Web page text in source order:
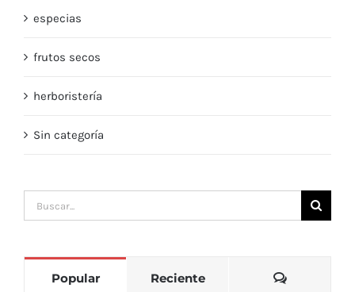
especias
frutos secos
herboristería
Sin categoría
Buscar:
Popular Reciente